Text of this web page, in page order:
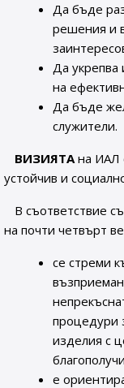
Да бъде
решения и
Да укрепва
на
Да бъде
служители.
ВИЗИЯТАна ИАЛ
устойчив и
В съответствие
на почти четвърт
се стреми
процедури
изделия с
е